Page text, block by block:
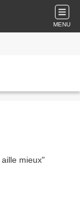
MENU